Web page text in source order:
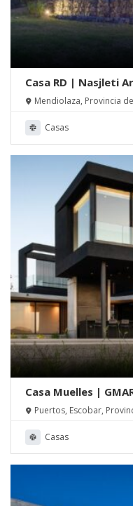
Casa RD | Nasjleti
Mendiolaza, Provincia
Casas
Casa Muelles |
Puertos, Escobar,
Casas